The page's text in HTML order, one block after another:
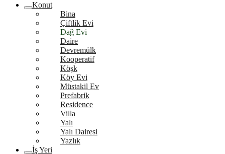
Konut
Bina
Çiftlik Evi
Dağ Evi
Daire
Devremülk
Kooperatif
Köşk
Köy Evi
Müstakil Ev
Prefabrik
Residence
Villa
Yalı
Yalı Dairesi
Yazlık
İş Yeri